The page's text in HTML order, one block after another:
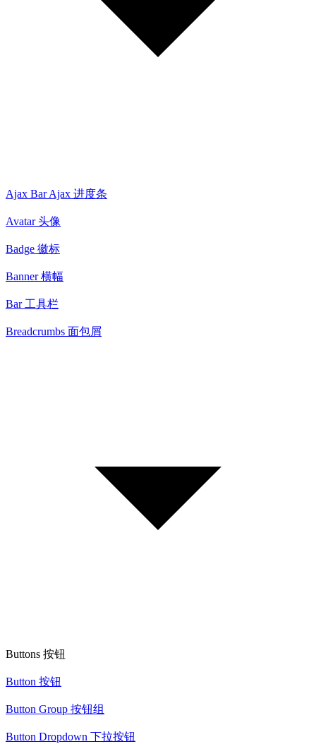
Ajax Bar Ajax 进度条
Avatar 头像
Badge 徽标
Banner 横幅
Bar 工具栏
Breadcrumbs 面包屑
Buttons 按钮
Button 按钮
Button Group 按钮组
Button Dropdown 下拉按钮